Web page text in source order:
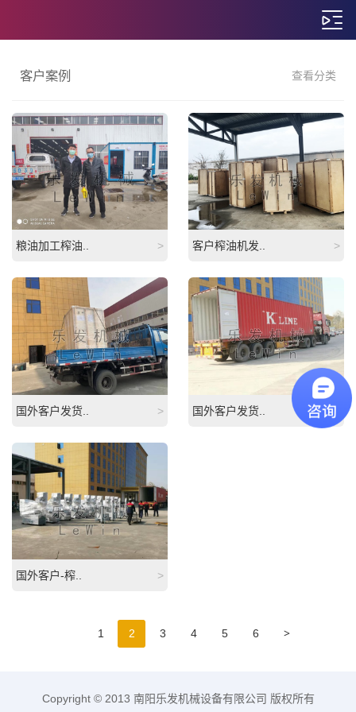
客户案例 查看分类
粮油加工榨油.. > 客户榨油机发.. >
国外客户发货.. > 国外客户发货.. >
国外客户-榨.. >
1 2 3 4 5 6 >
Copyright © 2013 南阳乐发机械设备有限公司 版权所有